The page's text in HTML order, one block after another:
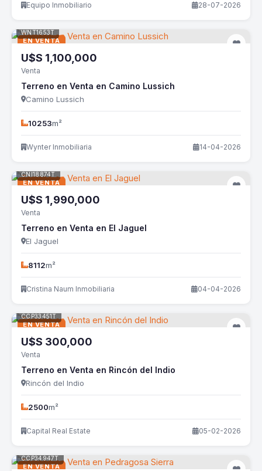
Equipo Inmobiliario 28-07-2026
EN VENTA
WNT1653T
U$S 1,100,000
Venta
Terreno en Venta en Camino Lussich
Camino Lussich
10253m²
Wynter Inmobiliaria 14-04-2026
EN VENTA
CNI18874T
U$S 1,990,000
Venta
Terreno en Venta en El Jaguel
El Jaguel
8112m²
Cristina Naum Inmobiliaria 04-04-2026
EN VENTA
CCP33451T
U$S 300,000
Venta
Terreno en Venta en Rincón del Indio
Rincón del Indio
2500m²
Capital Real Estate 05-02-2026
EN VENTA
CCP34947T